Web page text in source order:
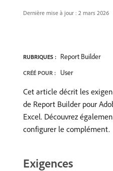
Dernière mise à jour : 2 mars 2026
RUBRIQUES : Report Builder
CRÉÉ POUR : User
Cet article décrit les
de Report Builder pour
Excel. Découvrez
configurer le complément.
Exigences